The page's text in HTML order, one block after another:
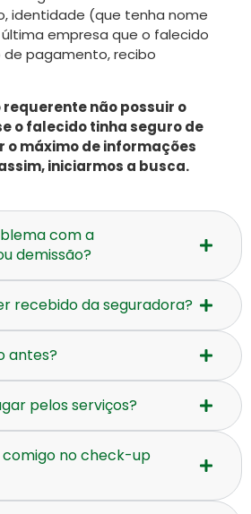
identidade (que tenha nome
empresa que o falecido
de pagamento, recibo
requerente não possuir o
o falecido tinha seguro de
o máximo de informações
iniciarmos a busca.
com a
demissão?
recebido da seguradora?
antes?
pelos serviços?
comigo no check-up